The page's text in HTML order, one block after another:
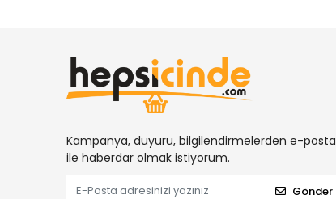
Kampanya, duyuru, bilgilendirmelerden e-posta
ile haberdar olmak istiyorum.
Gönder